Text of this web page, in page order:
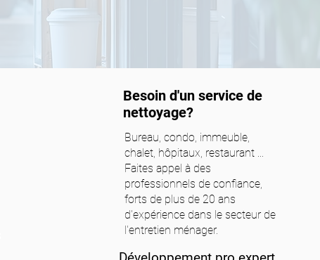
Besoin d'un service de
nettoyage?
Bureau, condo, immeuble,
chalet, hôpitaux, restaurant ...
Faites appel à des
professionnels de confiance,
forts de plus de 20 ans
d'expérience dans le secteur de
l'entretien ménager.